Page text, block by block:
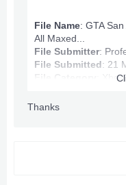
File Name: GTA
All Maxed...
File Submitter:
File Submitted: 21
Thanks